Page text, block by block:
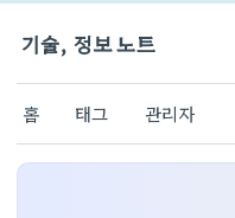
기술, 정보 노트
홈 태그 관리자